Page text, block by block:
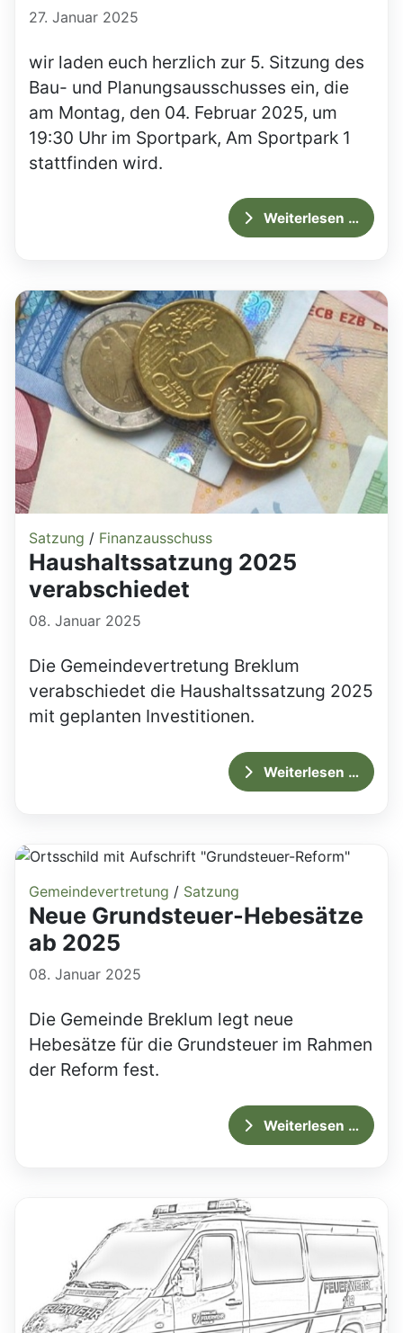
27. Januar 2025
wir laden euch herzlich zur 5. Sitzung des
Bau- und Planungsausschusses ein, die
am Montag, den 04. Februar 2025, um
19:30 Uhr im Sportpark, Am Sportpark 1
stattfinden wird.
Weiterlesen …
Satzung / Finanzausschuss
Haushaltssatzung 2025
verabschiedet
08. Januar 2025
Die Gemeindevertretung Breklum
verabschiedet die Haushaltssatzung 2025
mit geplanten Investitionen.
Weiterlesen …
Gemeindevertretung / Satzung
Neue Grundsteuer-Hebesätze
ab 2025
08. Januar 2025
Die Gemeinde Breklum legt neue
Hebesätze für die Grundsteuer im Rahmen
der Reform fest.
Weiterlesen …